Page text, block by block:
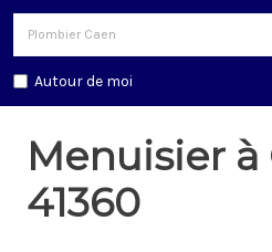
Autour de moi
Menuisier à
41360